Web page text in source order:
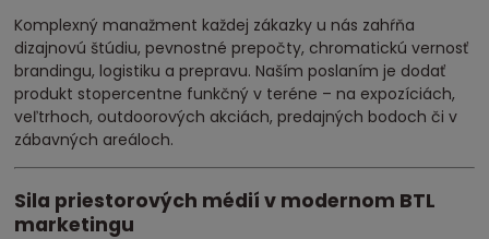
Komplexný manažment každej zákazky u nás zahŕňa
dizajnovú štúdiu, pevnostné prepočty, chromatickú vernosť
brandingu, logistiku a prepravu. Naším poslaním je dodať
produkt stopercentne funkčný v teréne – na expozíciách,
veľtrhoch, outdoorových akciách, predajných bodoch či v
zábavných areáloch.
Sila priestorových médií v modernom BTL
marketingu